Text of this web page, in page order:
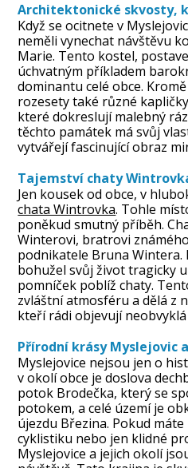
Architektonické skvosty,
Když se ocitnete v
neměli vynechat návštěvu
Marie. Tento kostel,
úchvatným příkladem
dominantu celé obce.
rozesety také různé
které dokreslují malebný
těchto památek má svůj
vytvářejí fascinující obraz
Tajemství chaty
Jen kousek od obce, v
chata Wintrovka. Tohle
poněkud smutný příběh.
Winterovi, bratrovi
podnikatele Bruna Wintera.
bohužel svůj život tragicky
pomníček poblíž chaty.
zvláštní atmosféru a dělá z
kteří rádi objevují
Přírodní krásy Myslejovic
Myslejovice nejsou jen o
v okolí obce je doslova
potok Brodečka, který se
potokem, a celé území je
újezdu Březina. Pokud
cyklistiku nebo jen klidné
Myslejovice a jejich okolí